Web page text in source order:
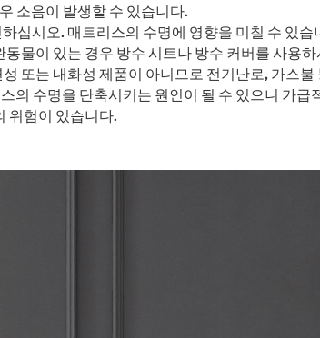
소음이 발생할 수 있습니다.
십시오. 매트리스의 수명에 영향을 미칠 수 있습
물이 있는 경우 방수 시트나 방수 커버를 사용
또는 내화성 제품이 아니므로 전기난로, 가스
의 수명을 단축시키는 원인이 될 수 있으니 가급
위험이 있습니다.